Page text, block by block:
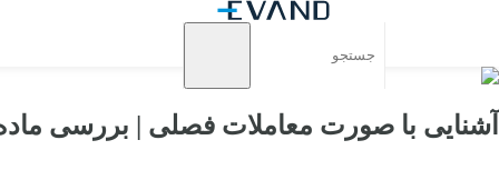
آشنایی با صورت معاملات فصلی | بررسی ماده ۱۶۹